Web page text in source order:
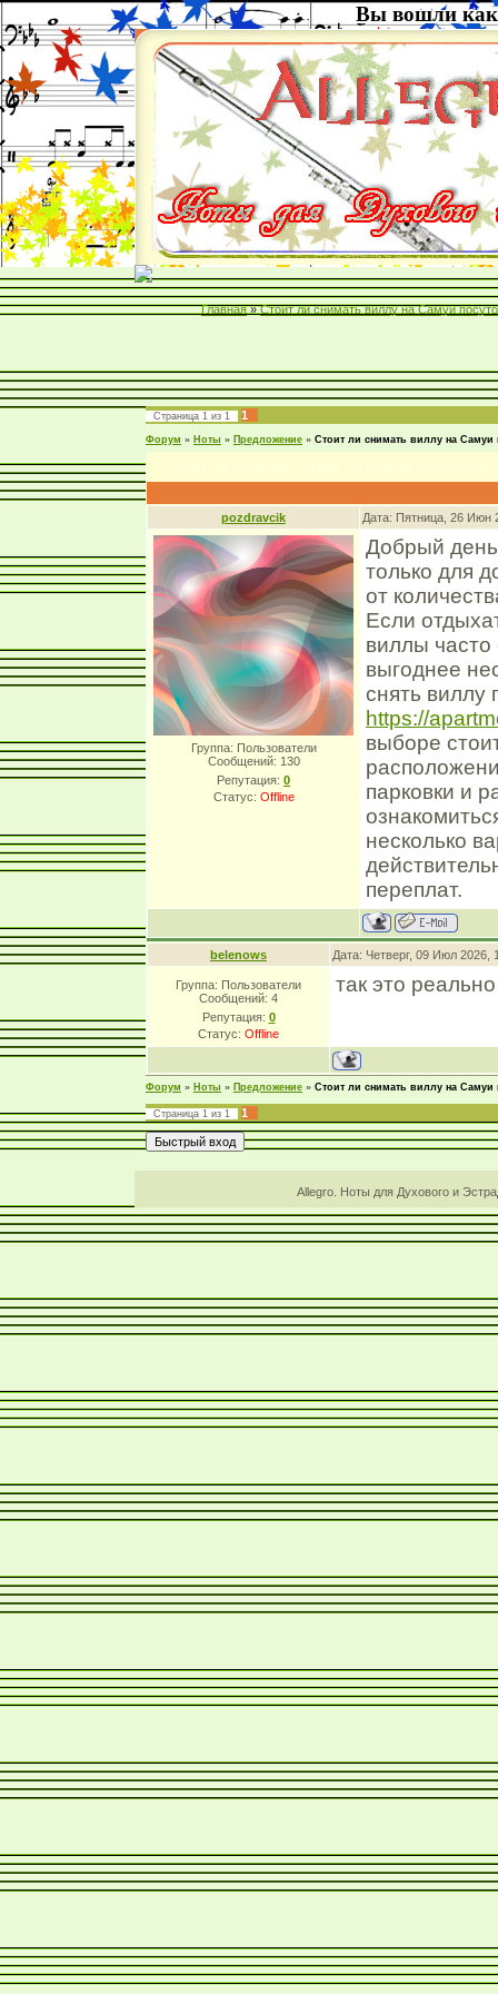
Вы вошли как
Главная » Стоит ли снимать виллу на Самуи
Страница 1 из 1 1
Форум » Ноты » Предложение » Стоит ли снимать виллу на Самуи
pozdravcik Дата: Пятница, 26 Июн
Группа: Пользователи
Сообщений: 130
Репутация: 0
Статус: Offline
Добрый
только для
от
Если
виллы часто
выгоднее
снять виллу
https://
выборе
парковки и
несколько
переплат.
belenows Дата: Четверг, 09 Июл
Группа: Пользователи
Сообщений: 4
Репутация: 0
Статус: Offline
так это
Форум » Ноты » Предложение » Стоит ли снимать виллу на Самуи
Страница 1 из 1 1
Allegro. Ноты для Духового и